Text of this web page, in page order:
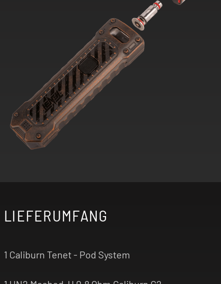
LIEFERUMFANG
1 Caliburn Tenet - Pod System